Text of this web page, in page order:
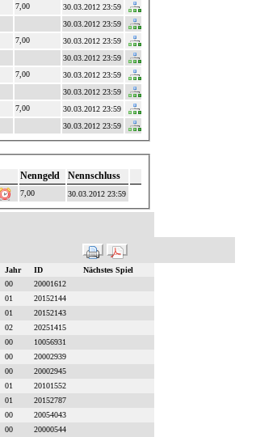
7,00
30.03.2012 23:59
30.03.2012 23:59
7,00
30.03.2012 23:59
30.03.2012 23:59
7,00
30.03.2012 23:59
30.03.2012 23:59
7,00
30.03.2012 23:59
30.03.2012 23:59
Nenngeld Nennschluss
7,00 30.03.2012 23:59
Jahr ID
Nächstes Spiel
00
20001612
01
20152144
01
20152143
02
20251415
00
10056931
00
20002939
00
20002945
01
20101552
01
20152787
00
20054043
00 20000544